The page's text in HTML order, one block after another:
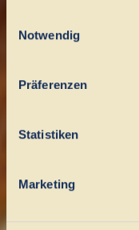
Notwendig
Präferenzen
Statistiken
Marketing